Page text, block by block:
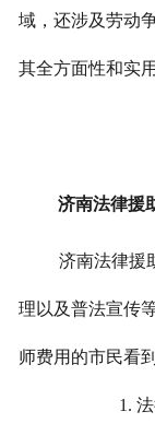
域，还涉及劳动
其全方面性和实用
济南法律援
济南法律援
理以及普法宣传
师费用的市民看
1.